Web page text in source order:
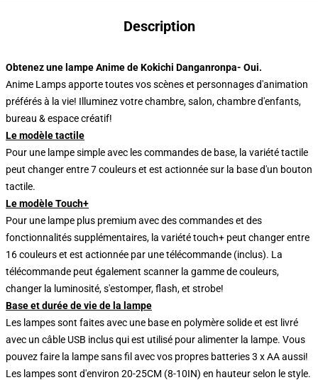
Description
Obtenez une lampe Anime de Kokichi Danganronpa- Oui.
Anime Lamps apporte toutes vos scènes et personnages d'animation
préférés à la vie! Illuminez votre chambre, salon, chambre d'enfants,
bureau & espace créatif!
Le modèle tactile
Pour une lampe simple avec les commandes de base, la variété tactile
peut changer entre 7 couleurs et est actionnée sur la base d'un bouton
tactile.
Le modèle Touch+
Pour une lampe plus premium avec des commandes et des
fonctionnalités supplémentaires, la variété touch+ peut changer entre
16 couleurs et est actionnée par une télécommande (inclus). La
télécommande peut également scanner la gamme de couleurs,
changer la luminosité, s'estomper, flash, et strobe!
Base et durée de vie de la lampe
Les lampes sont faites avec une base en polymère solide et est livré
avec un câble USB inclus qui est utilisé pour alimenter la lampe. Vous
pouvez faire la lampe sans fil avec vos propres batteries 3 x AA aussi!
Les lampes sont d'environ 20-25CM (8-10IN) en hauteur selon le style.